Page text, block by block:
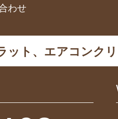
わせ
ト、エアコンク